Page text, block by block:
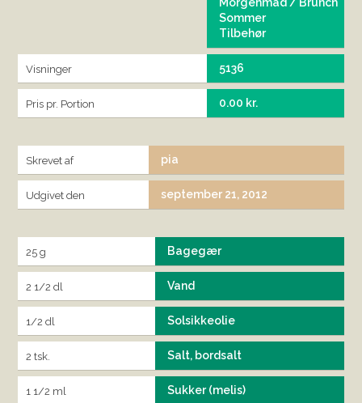
Sommer
Tilbehør
Visninger 5136
Pris pr. Portion 0.00 kr.
Skrevet af pia
Udgivet den september 21, 2012
25 g Bagegær
2 1/2 dl Vand
1/2 dl Solsikkeolie
2 tsk. Salt, bordsalt
1 1/2 ml Sukker (melis)